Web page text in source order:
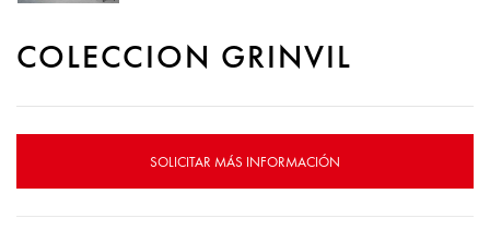
COLECCION GRINVIL
SOLICITAR MÁS INFORMACIÓN